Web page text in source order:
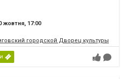
жовтня, 17:00
городской Дворец культуры